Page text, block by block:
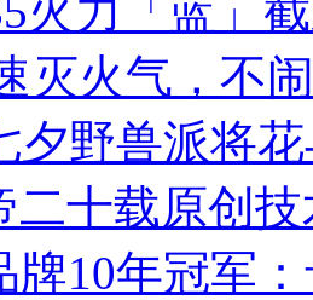
火力「蓝」
灭火气，不
夕野兽派将
二十载原创
牌10年冠军